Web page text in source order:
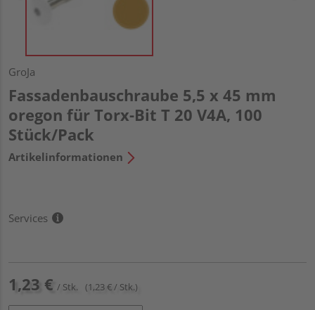
GroJa
Fassadenbauschraube 5,5 x 45 mm
oregon für Torx-Bit T 20 V4A, 100
Stück/Pack
Artikelinformationen
Services
1,23 € / Stk. (1,23 € / Stk.)